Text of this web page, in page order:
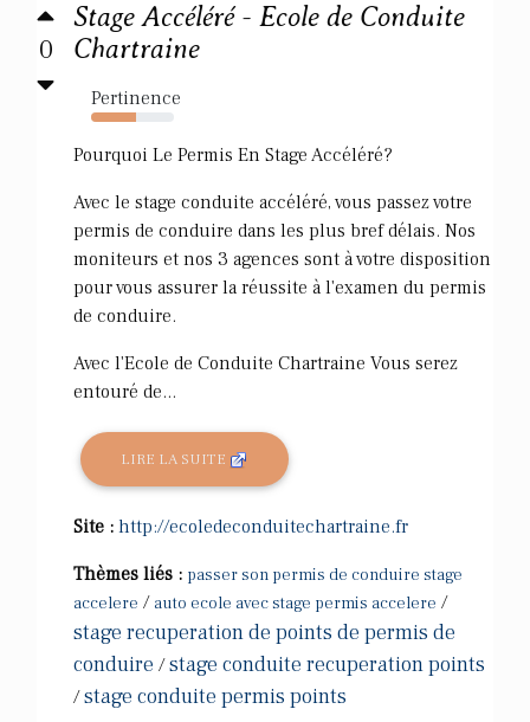
0
Stage Accéléré - Ecole de Conduite
Chartraine
Pertinence
54%
Pourquoi Le Permis En Stage Accéléré?
Avec le stage conduite accéléré, vous passez votre
permis de conduire dans les plus bref délais. Nos
moniteurs et nos 3 agences sont à votre disposition
pour vous assurer la réussite à l'examen du permis
de conduire.
Avec l'Ecole de Conduite Chartraine Vous serez
entouré de...
LIRE LA SUITE
Site : http://ecoledeconduitechartraine.fr
Thèmes liés : passer son permis de conduire stage
accelere / auto ecole avec stage permis accelere /
stage recuperation de points de permis de
conduire /stage conduite recuperation points
/stage conduite permis points